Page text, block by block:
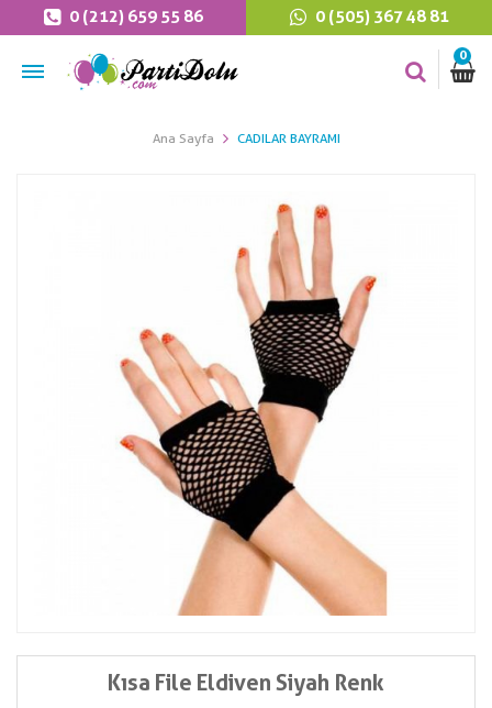
0 (212) 659 55 86 0 (505) 367 48 81
0
Ana Sayfa CADILAR BAYRAMI
Kısa File Eldiven Siyah Renk